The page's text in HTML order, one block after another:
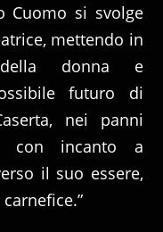
Cuomo si svolge
mettendo in
donna e
futuro di
nei panni
con incanto a
il suo essere,